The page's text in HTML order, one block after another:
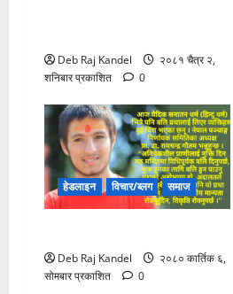
Deb Raj Kandel
२०८१ चैत्र २,
शनिबार प्रकाशित
0
हेडलाइन विचार/ब्लग समाज
Deb Raj Kandel
२०८० कार्तिक ६,
सोमबार प्रकाशित
0